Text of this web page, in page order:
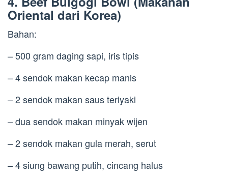
Oriental dari Korea)
Bahan:
– 500 gram daging sapi, iris tipis
– 4 sendok makan kecap manis
– 2 sendok makan saus teriyaki
– dua sendok makan minyak wijen
– 2 sendok makan gula merah, serut
– 4 siung bawang putih, cincang halus